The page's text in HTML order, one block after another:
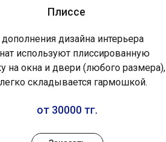
Плиссе
дизайна интерьера
используют плиссированную
на окна и двери (любого размера),
складывается гармошкой.
от 30000 тг.